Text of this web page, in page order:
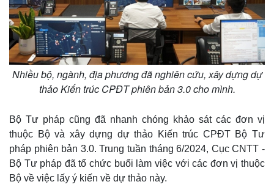
Vụ án
Tin nóng
Tư vấn luật
Vũ khí
Việt Nam
Nhiều bộ, ngành, địa phương đã nghiên cứu, xây dựng dự
thảo Kiến trúc CPĐT phiên bản 3.0 cho mình.
Bộ Tư pháp cũng đã nhanh chóng khảo sát các đơn vị
thuộc Bộ và xây dựng dự thảo Kiến trúc CPĐT Bộ Tư
pháp phiên bản 3.0. Trung tuần tháng 6/2024, Cục CNTT -
Bộ Tư pháp đã tổ chức buổi làm việc với các đơn vị thuộc
Bộ về việc lấy ý kiến về dự thảo này.